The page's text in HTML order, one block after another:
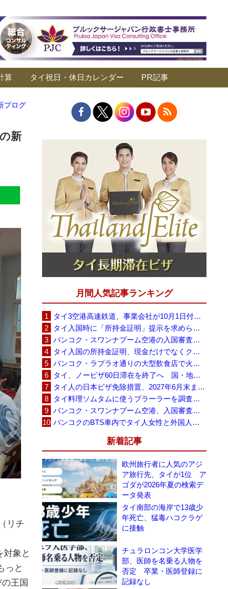
算 タイ祝日・休日カレンダー PR記事
プログ
新
リチ
象と
っと
王国
月間人気記事ランキング
タイ3空港高速鉄道、事業会社が10月1日付の契約終了を通知 「現時点での撤退決定ではない」
タイ入国時に「所持金証明」提示を求められる場合も、タイ政府観光庁が外国人旅行者に再周知
バンコク・スワンナプーム空港の入国審査に長蛇の列、SNSで「3～4時間待ち」との投稿が拡散
タイ入国の所持金証明、現金だけでなくクレジットカードや銀行明細も提示可能
バンコク・ラプラオ通りの大型飲食店で火災、27人死亡・多数負傷
タイ、ノービザ60日滞在を終了へ 国・地域別に30日・15日へ再編
タイ人の日本ビザ免除措置、2027年6月末まで延長 不安広がる中でひとまず安堵
タイ料理ソムタムに使うプラーラーを調査へ、大学新入生4,233人が肝吸虫感染
バンコク・スワンナプーム空港、入国審査で2～3時間待ちの時間帯も 審査厳格化と人員不足が影響か
バンコクのBTS車内でタイ人女性と外国人学生グループが口論、騒音めぐる動画が拡散
新着記事
欧州旅行者に人気のアジ
ア旅行先、タイが1位 ア
ゴダが2026年夏の検索デ
ータ発表
タイ南部の海岸で13歳少
年死亡、猛毒ハコクラゲ
に接触
チュラロンコン大学医学
部、医師を名乗る人物を
否定 卒業・医師登録に
記録なし